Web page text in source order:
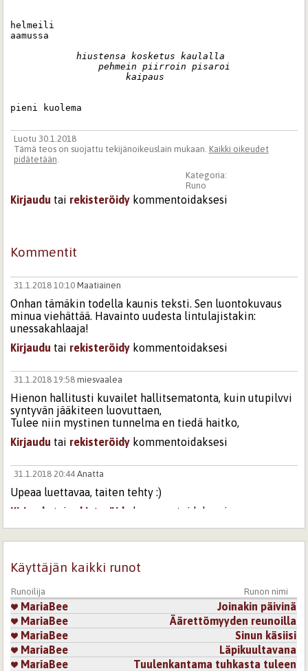
helmeili
aamussa
            hiustensa kosketus kaulalla
                pehmein piirroin pisaroi
                     kaipaus
pieni kuolema
Luotu 30.1.2018
Tämä teos on suojattu tekijänoikeuslain mukaan. Kaikki oikeudet
pidätetään
Kategoria:
Runo
Kirjaudu tai rekisteröidy kommentoidaksesi
Kommentit
31.1.2018 10:10 Maatiainen
Onhan tämäkin todella kaunis teksti. Sen luontokuvaus
minua viehättää. Havainto uudesta lintulajistakin:
unessakahlaaja!
Kirjaudu tai rekisteröidy kommentoidaksesi
31.1.2018 19:58 miesvaalea
Hienon hallitusti kuvailet hallitsematonta, kuin utupilvvi
syntyvän jääkiteen luovuttaen,
Tulee niin mystinen tunnelma en tiedä haitko,
Kirjaudu tai rekisteröidy kommentoidaksesi
31.1.2018 20:44 Anatta
Upeaa luettavaa, taiten tehty :)
Kirjaudu
tai rekisteröidy kommentoidaksesi
8.2.2018 17:28Vanamo
Hyvin sävähdyttävästi kuvailtu.
Sivut
Käyttäjän kaikki runot
Runoilija Runon nimi
MariaBee
Joinakin päivinä
MariaBee
Äärettömyyden reunoilla
MariaBee
Sinun käsiisi
MariaBee
Läpikuultavana
MariaBee
Tuulenkantama tuhkasta tuleen